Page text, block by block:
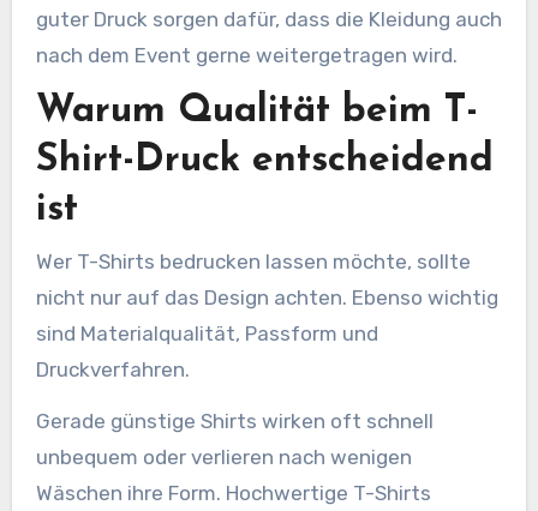
guter Druck sorgen dafür, dass die Kleidung auch
nach dem Event gerne weitergetragen wird.
Warum Qualität beim T-
Shirt-Druck entscheidend
ist
Wer T-Shirts bedrucken lassen möchte, sollte
nicht nur auf das Design achten. Ebenso wichtig
sind Materialqualität, Passform und
Druckverfahren.
Gerade günstige Shirts wirken oft schnell
unbequem oder verlieren nach wenigen
Wäschen ihre Form. Hochwertige T-Shirts